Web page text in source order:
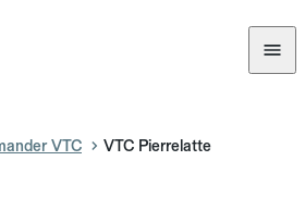
VTC VTC Pierrelatte